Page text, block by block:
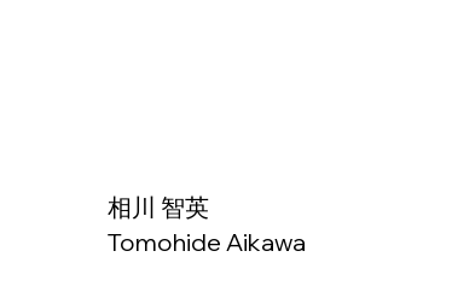
相川 智英
Tomohide Aikawa